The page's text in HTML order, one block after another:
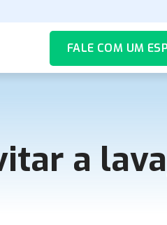
FALE COM UM
a